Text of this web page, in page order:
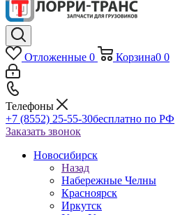
Отложенные 0 Корзина0 0
Телефоны
+7 (8552) 25-55-30бесплатно по РФ
Заказать звонок
Новосибирск
Назад
Набережные Челны
Красноярск
Иркутск